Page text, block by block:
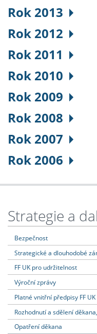
Rok 2013
Rok 2012
Rok 2011
Rok 2010
Rok 2009
Rok 2008
Rok 2007
Rok 2006
Strategie a
Bezpečnost
Strategické a dlouhodobé
FF UK pro udržitelnost
Výroční zprávy
Platné vnitřní předpisy FF UK
Rozhodnutí a sdělení
Opatření děkana